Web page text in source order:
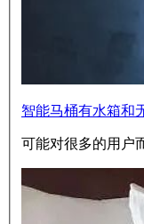
智能马桶有水箱和
可能对很多的用户